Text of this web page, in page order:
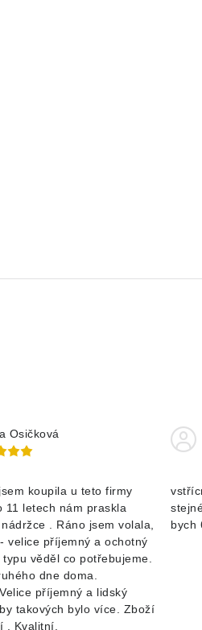
Osičková
koupila u teto firmy
11 letech nám praskla
. Ráno jsem volala,
velice příjemný a ochotný
typu věděl co potřebujeme.
dne doma.
příjemný a lidský
takových bylo více. Zboží
. Kvalitní.
bych